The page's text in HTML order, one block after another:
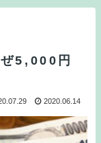
5,000円
2020.06.14